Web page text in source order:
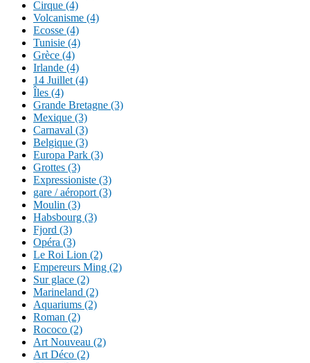
Cirque (4)
Volcanisme (4)
Ecosse (4)
Tunisie (4)
Grèce (4)
Irlande (4)
14 Juillet (4)
Îles (4)
Grande Bretagne (3)
Mexique (3)
Carnaval (3)
Belgique (3)
Europa Park (3)
Grottes (3)
Expressioniste (3)
gare / aéroport (3)
Moulin (3)
Habsbourg (3)
Fjord (3)
Opéra (3)
Le Roi Lion (2)
Empereurs Ming (2)
Sur glace (2)
Marineland (2)
Aquariums (2)
Roman (2)
Rococo (2)
Art Nouveau (2)
Art Déco (2)